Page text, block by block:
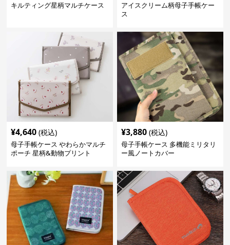
キルティング星柄マルチケース
アイスクリーム柄母子手帳ケー
ス
¥4,640 (税込)
母子手帳ケース やわらかマルチ
ポーチ 星柄&動物プリント
¥3,880 (税込)
母子手帳ケース 多機能ミリタリ
ー風ノートカバー